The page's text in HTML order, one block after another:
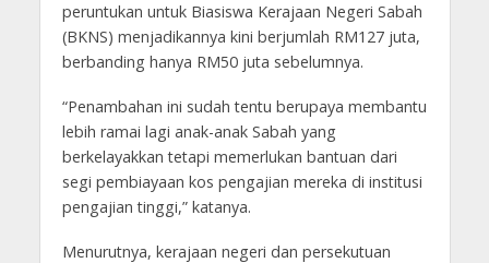
peruntukan untuk Biasiswa Kerajaan Negeri Sabah
(BKNS) menjadikannya kini berjumlah RM127 juta,
berbanding hanya RM50 juta sebelumnya.
“Penambahan ini sudah tentu berupaya membantu
lebih ramai lagi anak-anak Sabah yang
berkelayakkan tetapi memerlukan bantuan dari
segi pembiayaan kos pengajian mereka di institusi
pengajian tinggi,” katanya.
Menurutnya, kerajaan negeri dan persekutuan